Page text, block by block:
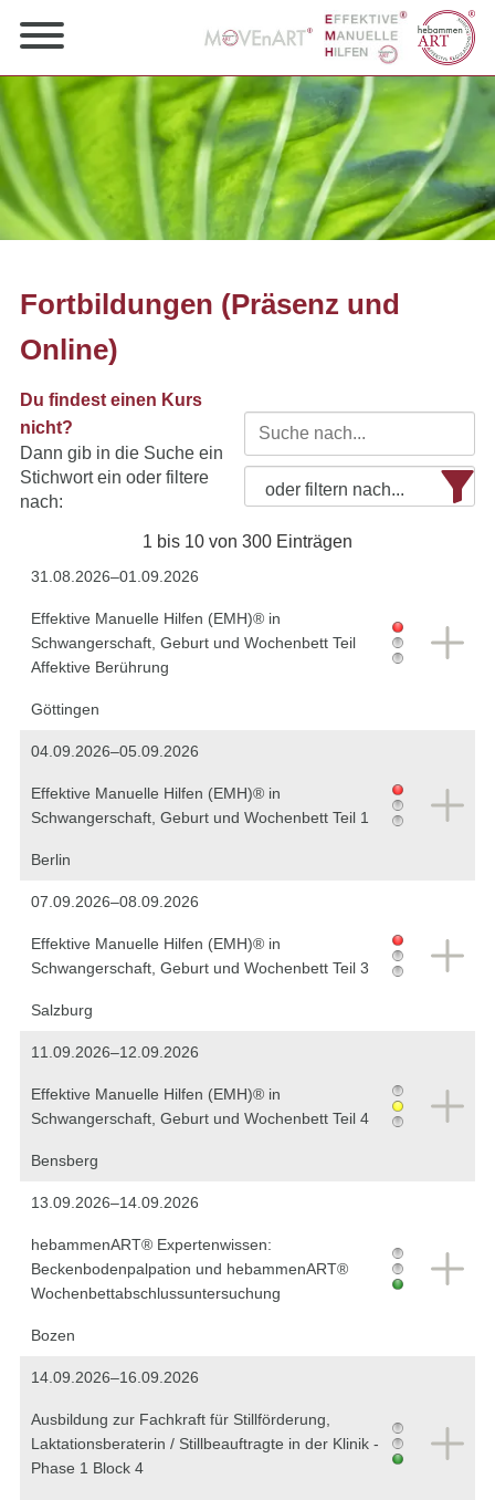
Fortbildungen (Präsenz und
Online)
Du findest einen Kurs
nicht?
Dann gib in die Suche ein
Stichwort ein oder filtere
nach:
oder filtern nach...
1 bis 10 von 300 Einträgen
31.08.2026–01.09.2026
Effektive Manuelle Hilfen (EMH)® in
Schwangerschaft, Geburt und Wochenbett Teil
Affektive Berührung
Göttingen
04.09.2026–05.09.2026
Effektive Manuelle Hilfen (EMH)® in
Schwangerschaft, Geburt und Wochenbett Teil 1
Berlin
07.09.2026–08.09.2026
Effektive Manuelle Hilfen (EMH)® in
Schwangerschaft, Geburt und Wochenbett Teil 3
Salzburg
11.09.2026–12.09.2026
Effektive Manuelle Hilfen (EMH)® in
Schwangerschaft, Geburt und Wochenbett Teil 4
Bensberg
13.09.2026–14.09.2026
hebammenART® Expertenwissen:
Beckenbodenpalpation und hebammenART®
Wochenbettabschlussuntersuchung
Bozen
14.09.2026–16.09.2026
Ausbildung zur Fachkraft für Stillförderung,
Laktationsberaterin / Stillbeauftragte in der Klinik -
Phase 1 Block 4